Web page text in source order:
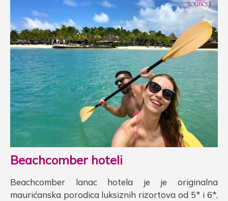
Beachcomber hoteli
Beachcomber lanac hotela je je originalna
maurićanska porodica luksiznih rizortova od 5* i 6*,